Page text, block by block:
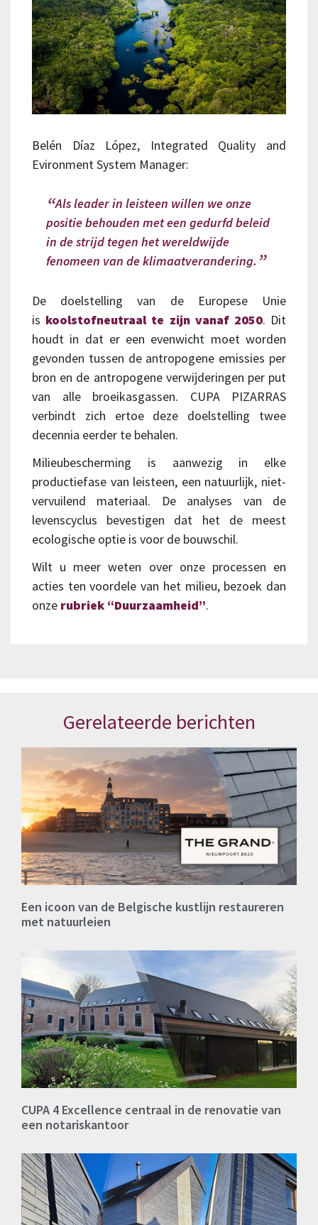
Belén Díaz López, Integrated Quality and
Evironment System Manager:
Als leader in leisteen willen we onze
positie behouden met een gedurfd beleid
in de strijd tegen het wereldwijde
fenomeen van de klimaatverandering.
De doelstelling van de Europese Unie
is koolstofneutraal te zijn vanaf 2050. Dit
houdt in dat er een evenwicht moet worden
gevonden tussen de antropogene emissies per
bron en de antropogene verwijderingen per put
van alle broeikasgassen. CUPA PIZARRAS
verbindt zich ertoe deze doelstelling twee
decennia eerder te behalen.
Milieubescherming is aanwezig in elke
productiefase van leisteen, een natuurlijk, niet-
vervuilend materiaal. De analyses van de
levenscyclus bevestigen dat het de meest
ecologische optie is voor de bouwschil.
Wilt u meer weten over onze processen en
acties ten voordele van het milieu, bezoek dan
onze rubriek “Duurzaamheid”.
Gerelateerde berichten
Een icoon van de Belgische kustlijn restaureren
met natuurleien
CUPA 4 Excellence centraal in de renovatie van
een notariskantoor